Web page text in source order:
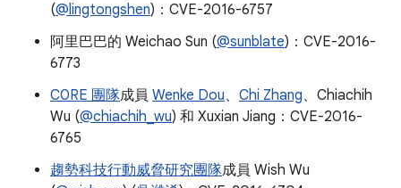
(@lingtongshen)：CVE-2016-6757
阿里巴巴的 Weichao Sun (@sunblate)：CVE-2016-
6773
C0RE 團隊成員 Wenke Dou、 Chi Zhang、Chiachih
Wu (@chiachih_wu) 和 Xuxian Jiang：CVE-2016-
6765
趨勢科技行動威脅研究團隊成員 Wish Wu